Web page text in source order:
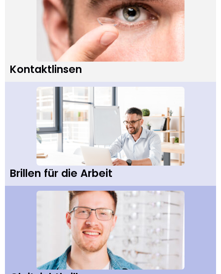
Kontaktlinsen
Brillen für die Arbeit